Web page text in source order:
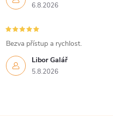
6.8.2026
Libor Galář
5.8.2026
Bezva přístup a rychlost.